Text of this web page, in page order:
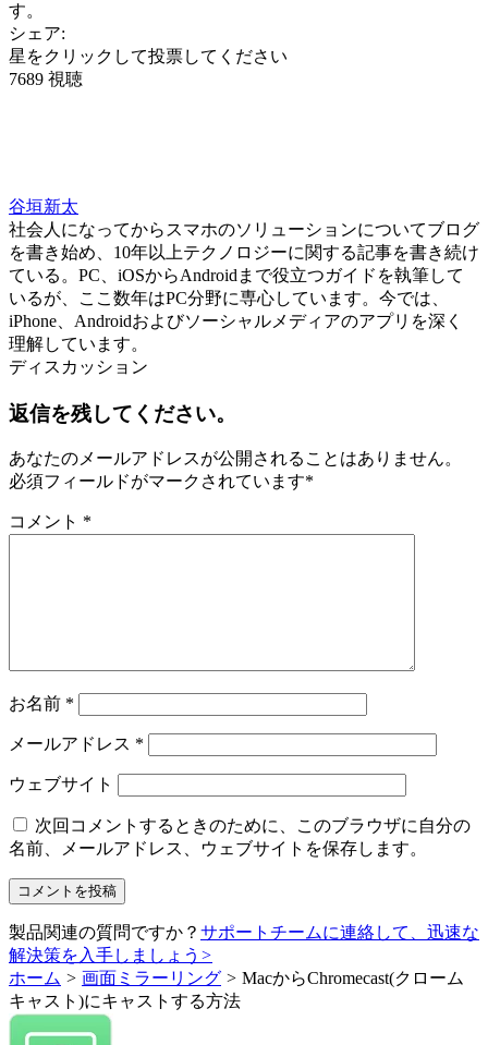
す。
シェア:
星をクリックして投票してください
7689 視聴
谷垣新太
社会人になってからスマホのソリューションについてブログ
を書き始め、10年以上テクノロジーに関する記事を書き続け
ている。PC、iOSからAndroidまで役立つガイドを執筆して
いるが、ここ数年はPC分野に専心しています。今では、
iPhone、Androidおよびソーシャルメディアのアプリを深く
理解しています。
ディスカッション
返信を残してください。
あなたのメールアドレスが公開されることはありません。
必須フィールドがマークされています*
コメント *
お名前 *
メールアドレス *
ウェブサイト
次回コメントするときのために、このブラウザに自分の
名前、メールアドレス、ウェブサイトを保存します。
製品関連の質問ですか？ サポートチームに連絡して、迅速な
解決策を入手しましょう >
ホーム > 画面ミラーリング > MacからChromecast(クローム
キャスト)にキャストする方法